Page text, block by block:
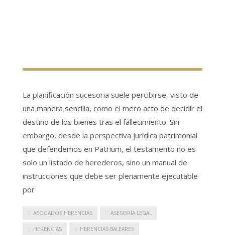
La planificación sucesoria suele percibirse, visto de
una manera sencilla, como el mero acto de decidir el
destino de los bienes tras el fallecimiento. Sin
embargo, desde la perspectiva jurídica patrimonial
que defendemos en Patrium, el testamento no es
solo un listado de herederos, sino un manual de
instrucciones que debe ser plenamente ejecutable
por
ABOGADOS HERENCIAS ASESORÍA LEGAL
HERENCIAS HERENCIAS BALEARES